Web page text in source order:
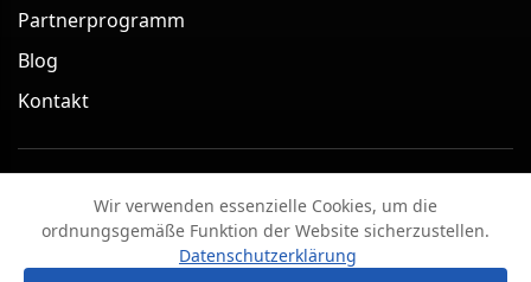
Partnerprogramm
Blog
Kontakt
Minivan Berlin – Minivan-Transfer-Service in Berlin
(Deutschland) 2026
Impressum Datenschutzerklärung
AGB
Widerrufsbelehrung & Stornobedingungen
Wir verwenden essenzielle Cookies, um die
ordnungsgemäße Funktion der Website sicherzustellen.
Datenschutzerklärung